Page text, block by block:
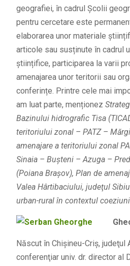
geografiei, în cadrul Școlii
pentru cercetare este
elaborarea unor materiale
articole sau susținute în cadrul
științifice, participarea la varii
amenajarea unor teritorii sau
conferințe. Printre cele mai
am luat parte, menționez
Bazinului hidrografic Tisa
teritoriului zonal – PATZ –
amenajare a teritoriului zonal
Sinaia – Buşteni – Azuga –
(Poiana Braşov), Plan de
Valea Hârtibaciului, judeţul
urban-rural în contextul
Născut în Chişineu-Criş, judeţul
conferenţiar univ. dr. director al